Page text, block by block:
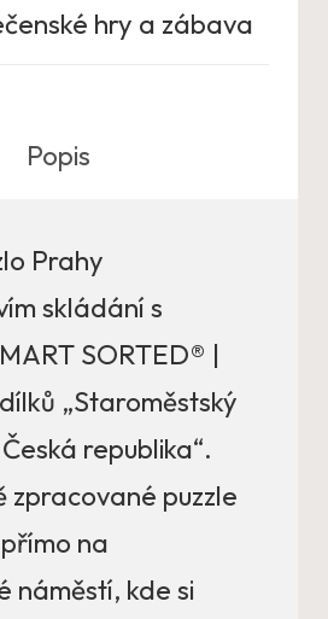
hry a zábava
Popis
Prahy
skládání s
SORTED® |
„Staroměstský
republika“.
zpracované puzzle
na
náměstí, kde si